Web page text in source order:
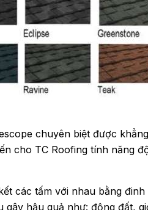
chuyên biệt được
cho TC Roofing tính
các tấm với nhau bằng
hậu quả như: động đất,